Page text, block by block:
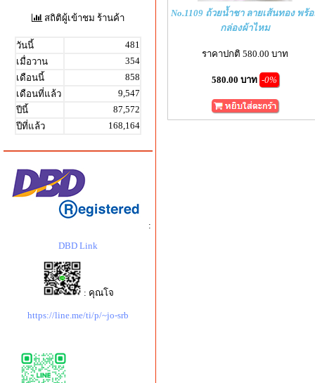
สถิติผู้เข้าชม ร้านค้า
วันนี้
481
เมื่อวาน
354
เดือนนี้
858
เดือนที่แล้ว
9,547
ปีนี้
87,572
ปีที่แล้ว
168,164
:
DBD Link
: คุณโจ
https://line.me/ti/p/~jo-srb
No.1109 ถ้วยน้ำชา ลายเส้นทอง พร้
กล่องผ้าไหม
ราคาปกติ 580.00 บาท
580.00 บาท -0%